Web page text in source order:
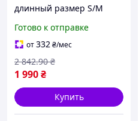
длинный размер S/M
халат белый халат для
дома весенний халат
Готово к отправке
от332₴/мес
1 990₴
2 842.90 ₴
Купить